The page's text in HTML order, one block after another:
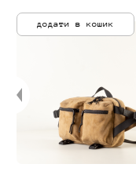
додати в кошик